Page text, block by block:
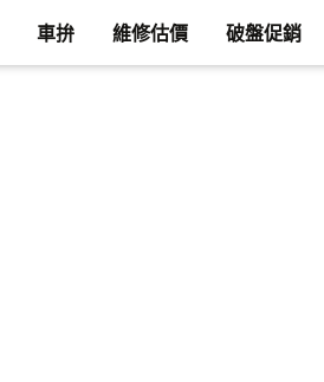
車拚 維修估價 破盤促銷